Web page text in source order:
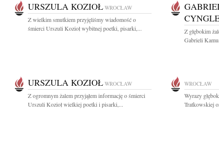
URSZULA KOZIOŁ WROCŁAW
Z wielkim smutkiem przyjęliśmy wiadomość o
śmierci Urszuli Kozioł wybitnej poetki, pisarki,...
Z głębokim
Gabrieli
URSZULA KOZIOŁ WROCŁAW
Z ogromnym żalem przyjąłem informację o śmierci
Urszuli Kozioł wielkiej poetki i pisarki,...
WROCŁAW
Wyrazy
Tratkowskiej